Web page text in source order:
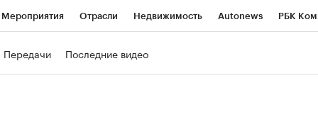
Мероприятия Отрасли Недвижимость Autonews РБК
Передачи Последние видео